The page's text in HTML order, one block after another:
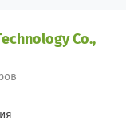
Co.,